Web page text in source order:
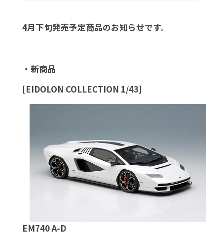
4月下旬発売予定商品のお知らせです。
・新商品
[EIDOLON COLLECTION 1/43]
EM740 A-D